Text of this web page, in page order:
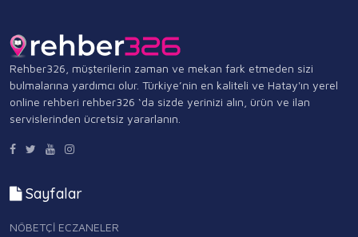
Rehber326, müşterilerin zaman ve mekan fark etmeden sizi
bulmalarına yardımcı olur. Türkiye’nin en kaliteli ve Hatay'ın yerel
online rehberi rehber326 ‘da sizde yerinizi alın, ürün ve ilan
servislerinden ücretsiz yararlanın.
Sayfalar
NÖBETÇİ ECZANELER